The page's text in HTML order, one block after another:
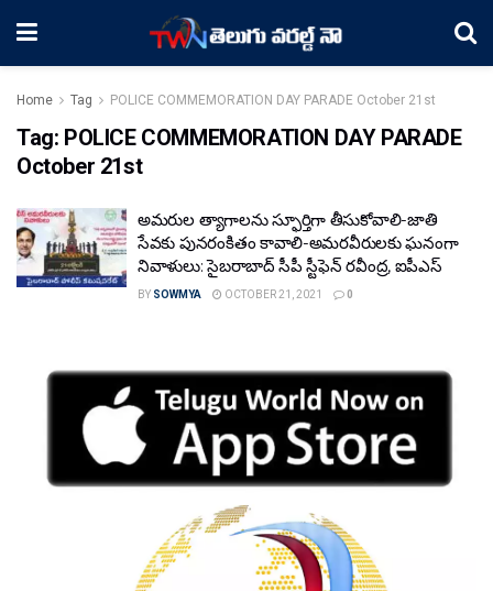
Home Tag POLICE COMMEMORATION DAY PARADE October 21st
Tag: POLICE COMMEMORATION DAY PARADE
October 21st
అమరుల త్యాగాలను స్ఫూర్తిగా తీసుకోవాలి-జాతి
సేవకు పునరంకితం కావాలి-అమరవీరులకు ఘనంగా
నివాళులు: సైబరాబాద్ సీపీ స్టీఫెన్ రవీంద్ర, ఐపీఎస్
BY SOWMYA OCTOBER 21, 2021 0